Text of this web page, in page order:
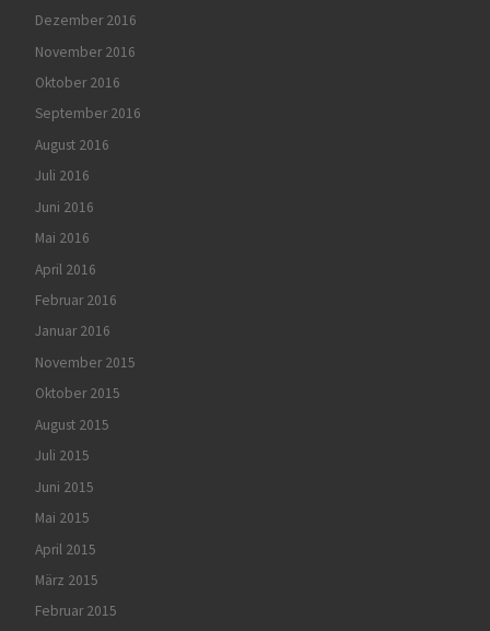
Dezember 2016
November 2016
Oktober 2016
September 2016
August 2016
Juli 2016
Juni 2016
Mai 2016
April 2016
Februar 2016
Januar 2016
November 2015
Oktober 2015
August 2015
Juli 2015
Juni 2015
Mai 2015
April 2015
März 2015
Februar 2015